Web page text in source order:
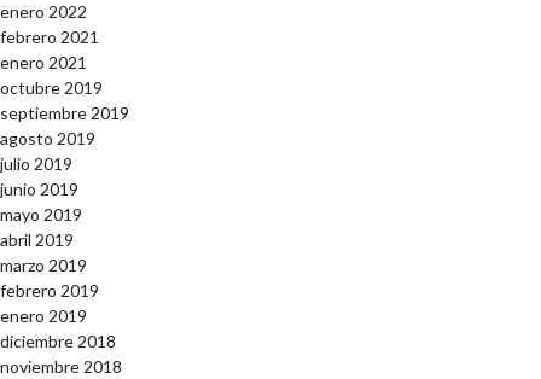
enero 2022
febrero 2021
enero 2021
octubre 2019
septiembre 2019
agosto 2019
julio 2019
junio 2019
mayo 2019
abril 2019
marzo 2019
febrero 2019
enero 2019
diciembre 2018
noviembre 2018